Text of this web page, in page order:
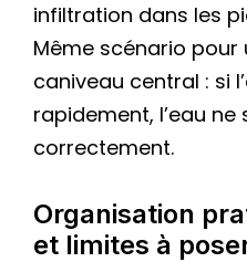
infiltration dans les
Même scénario pour
caniveau central : si
rapidement, l’eau ne
correctement.
Organisation
et limites à